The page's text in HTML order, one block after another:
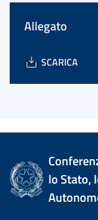
Allegato
SCARICA
lo Stato,